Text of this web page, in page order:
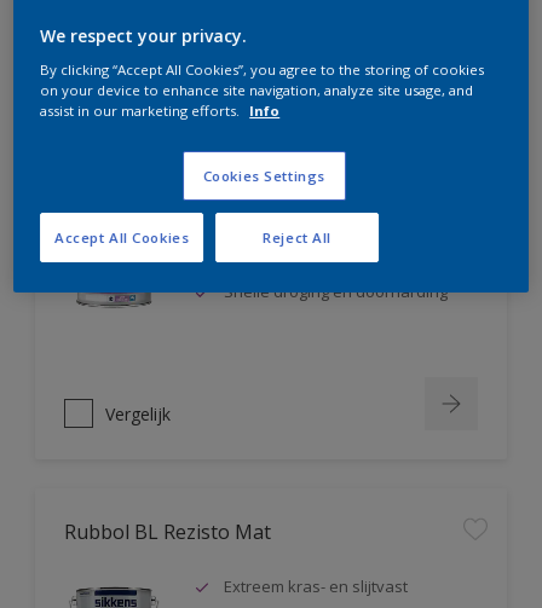
Rubbol BL Rezisto Satin
Extreem kras- en slijtvast
Huidvetresistente zijdeglanslak
Snelle droging en doorharding
Vergelijk
Rubbol BL Rezisto Mat
Extreem kras- en slijtvast
We respect your privacy.
By clicking “Accept All Cookies”, you agree to the storing of cookies
on your device to enhance site navigation, analyze site usage, and
assist in our marketing efforts.
Info
Cookies Settings
Reject All
Accept All Cookies